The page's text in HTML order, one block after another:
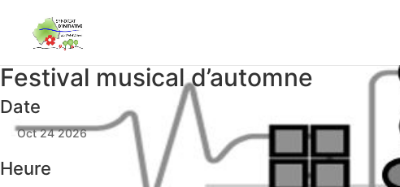
Festival musical d’automne
Date
Oct 24 2026
Heure